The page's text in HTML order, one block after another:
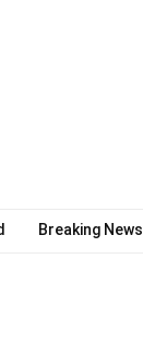
Breaking News